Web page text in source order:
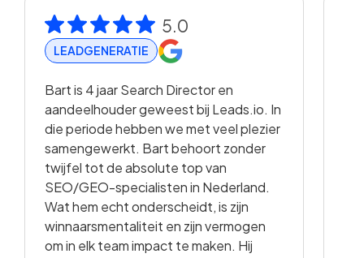
5.0
LEADGENERATIE
Bart is 4 jaar Search Director en
aandeelhouder geweest bij Leads.io. In
die periode hebben we met veel plezier
samengewerkt. Bart behoort zonder
twijfel tot de absolute top van
SEO/GEO-specialisten in Nederland.
Wat hem echt onderscheidt, is zijn
winnaarsmentaliteit en zijn vermogen
om in elk team impact te maken. Hij